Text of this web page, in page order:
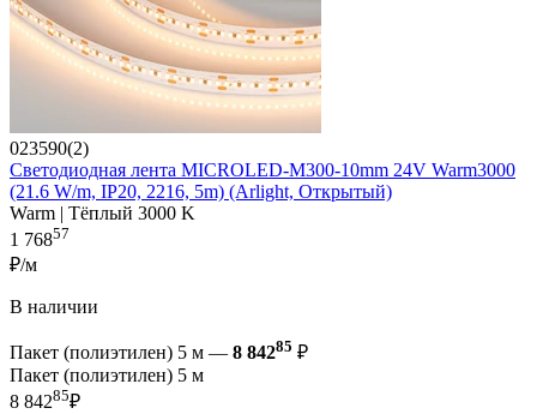
023590(2)
Светодиодная лента MICROLED-M300-10mm 24V Warm3000
(21.6 W/m, IP20, 2216, 5m) (Arlight, Открытый)
Warm | Тёплый 3000 K
1 76857
₽/м
В наличии
Пакет (полиэтилен) 5 м — 8 84285 ₽
Пакет (полиэтилен) 5 м
8 84285₽